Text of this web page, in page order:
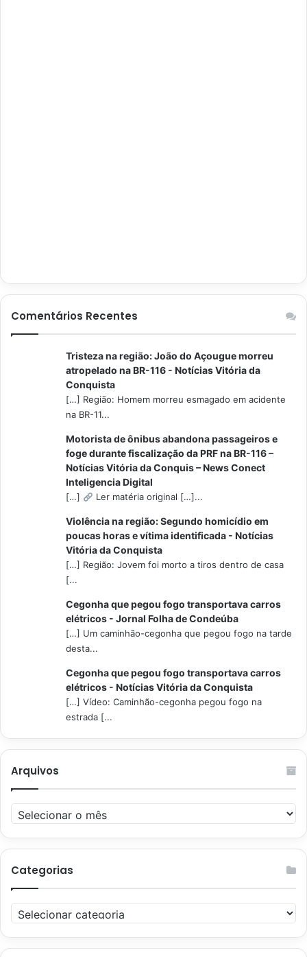
Comentários Recentes
Tristeza na região: João do Açougue morreu
atropelado na BR-116 - Notícias Vitória da
Conquista
[…] Região: Homem morreu esmagado em acidente
na BR-11...
Motorista de ônibus abandona passageiros e
foge durante fiscalização da PRF na BR-116 –
Notícias Vitória da Conquis – News Conect
Inteligencia Digital
[…] Ler matéria original […]...
Violência na região: Segundo homicídio em
poucas horas e vítima identificada - Notícias
Vitória da Conquista
[…] Região: Jovem foi morto a tiros dentro de casa
[...
Cegonha que pegou fogo transportava carros
elétricos - Jornal Folha de Condeúba
[…] Um caminhão-cegonha que pegou fogo na tarde
desta...
Cegonha que pegou fogo transportava carros
elétricos - Notícias Vitória da Conquista
[…] Vídeo: Caminhão-cegonha pegou fogo na
estrada [...
Arquivos
Arquivos
Categorias
Categorias